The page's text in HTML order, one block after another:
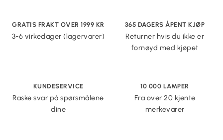
GRATIS FRAKT OVER 1999 KR
3-6 virkedager (lagervarer)
365 DAGERS ÅPENT KJØP
Returner hvis du ikke er
fornøyd med kjøpet
KUNDESERVICE
Raske svar på spørsmålene
dine
10 000 LAMPER
Fra over 20 kjente
merkevarer